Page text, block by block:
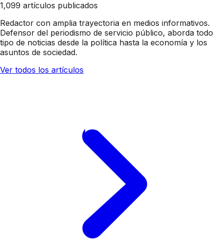
1,099 artículos publicados
Redactor con amplia trayectoria en medios informativos.
Defensor del periodismo de servicio público, aborda todo
tipo de noticias desde la política hasta la economía y los
asuntos de sociedad.
Ver todos los artículos